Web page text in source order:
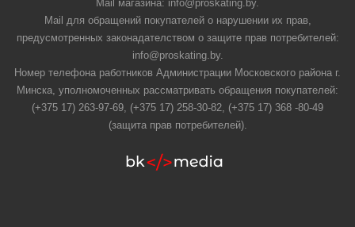
Mail магазина: info@proskating.by.
Mail для обращений покупателей о нарушении их прав,
предусмотренных законадателством о защите прав потребителей:
info@proskating.by.
Номер телефона работников Администрации Московского района г.
Минска, уполномоченных рассматривать обращения покупателей:
(+375 17) 263-97-69, (+375 17) 258-30-82, (+375 17) 368 -80-49
(защита прав потребителей).